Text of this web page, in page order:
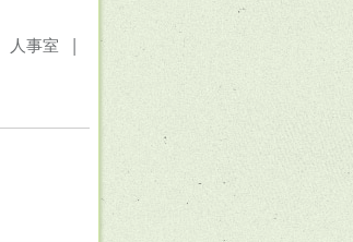
人事室 |